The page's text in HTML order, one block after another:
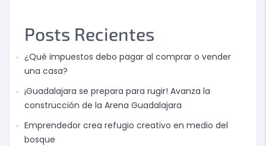
Posts Recientes
¿Qué impuestos debo pagar al comprar o vender
una casa?
¡Guadalajara se prepara para rugir! Avanza la
construcción de la Arena Guadalajara
Emprendedor crea refugio creativo en medio del
bosque